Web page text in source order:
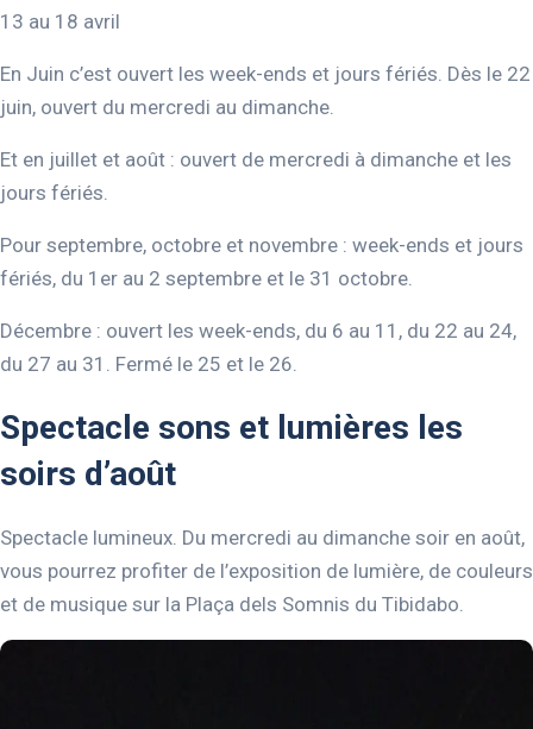
13 au 18 avril
En Juin c’est ouvert les week-ends et jours fériés. Dès le 22
juin, ouvert du mercredi au dimanche.
Et en juillet et août : ouvert de mercredi à dimanche et les
jours fériés.
Pour septembre, octobre et novembre : week-ends et jours
fériés, du 1er au 2 septembre et le 31 octobre.
Décembre : ouvert les week-ends, du 6 au 11, du 22 au 24,
du 27 au 31. Fermé le 25 et le 26.
Spectacle sons et lumières les
soirs d’août
Spectacle lumineux. Du mercredi au dimanche soir en août,
vous pourrez profiter de l’exposition de lumière, de couleurs
et de musique sur la Plaça dels Somnis du Tibidabo.